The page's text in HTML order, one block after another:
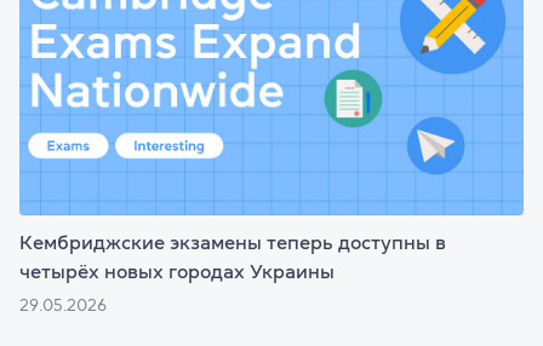
Кембриджские экзамены теперь доступны в
четырёх новых городах Украины
29.05.2026